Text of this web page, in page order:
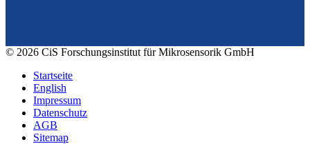
© 2026 CiS Forschungsinstitut für Mikrosensorik GmbH
Startseite
English
Impressum
Datenschutz
AGB
Sitemap